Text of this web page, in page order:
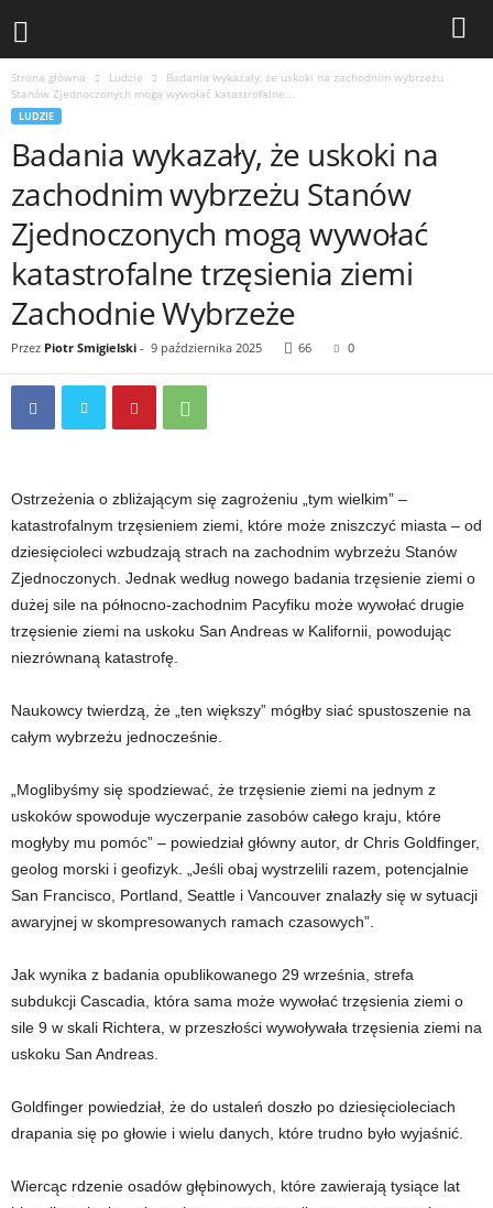
Strona główna Ludzie
Badania wykazały, że uskoki na zachodnim wybrzeżu
Stanów Zjednoczonych mogą wywołać katastrofalne...
LUDZIE
Badania wykazały, że uskoki na
zachodnim wybrzeżu Stanów
Zjednoczonych mogą wywołać
katastrofalne trzęsienia ziemi
Zachodnie Wybrzeże
Przez Piotr Smigielski - 9 października 2025 66 0
Ostrzeżenia o zbliżającym się zagrożeniu „tym wielkim” –
katastrofalnym trzęsieniem ziemi, które może zniszczyć miasta – od
dziesięcioleci wzbudzają strach na zachodnim wybrzeżu Stanów
Zjednoczonych. Jednak według nowego badania trzęsienie ziemi o
dużej sile na północno-zachodnim Pacyfiku może wywołać drugie
trzęsienie ziemi na uskoku San Andreas w Kalifornii, powodując
niezrównaną katastrofę.
Naukowcy twierdzą, że „ten większy” mógłby siać spustoszenie na
całym wybrzeżu jednocześnie.
„Moglibyśmy się spodziewać, że trzęsienie ziemi na jednym z
uskoków spowoduje wyczerpanie zasobów całego kraju, które
mogłyby mu pomóc” – powiedział główny autor, dr Chris Goldfinger,
geolog morski i geofizyk. „Jeśli obaj wystrzelili razem, potencjalnie
San Francisco, Portland, Seattle i Vancouver znalazły się w sytuacji
awaryjnej w skompresowanych ramach czasowych”.
Jak wynika z badania opublikowanego 29 września, strefa
subdukcji Cascadia, która sama może wywołać trzęsienia ziemi o
sile 9 w skali Richtera, w przeszłości wywoływała trzęsienia ziemi na
uskoku San Andreas.
Goldfinger powiedział, że do ustaleń doszło po dziesięcioleciach
drapania się po głowie i wielu danych, które trudno było wyjaśnić.
Wiercąc rdzenie osadów głębinowych, które zawierają tysiące lat